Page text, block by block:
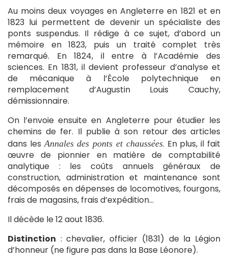
Au moins deux voyages en Angleterre en 1821 et en
1823 lui permettent de devenir un spécialiste des
ponts suspendus. Il rédige à ce sujet, d’abord un
mémoire en 1823, puis un traité complet très
remarqué. En 1824, il entre à l’Académie des
sciences. En 1831, il devient professeur d’analyse et
de mécanique à l’École polytechnique en
remplacement d’Augustin Louis Cauchy,
démissionnaire.
On l’envoie ensuite en Angleterre pour étudier les
chemins de fer. Il publie à son retour des articles
dans lesAnnales des ponts et chaussées. En plus, il fait
œuvre de pionnier en matière de comptabilité
analytique : les coûts annuels généraux de
construction, administration et maintenance sont
décomposés en dépenses de locomotives, fourgons,
frais de magasins, frais d’expédition…
Il décède le 12 aout 1836.
Distinction : chevalier, officier (1831) de la Légion
d’honneur (ne figure pas dans la Base Léonore).